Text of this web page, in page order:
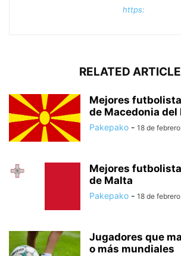
https:
RELATED
Mejores
de Macedonia del
Pakepako - 18 de
Mejores
de Malta
Pakepako - 18 de
Jugadores que
o más mundiales